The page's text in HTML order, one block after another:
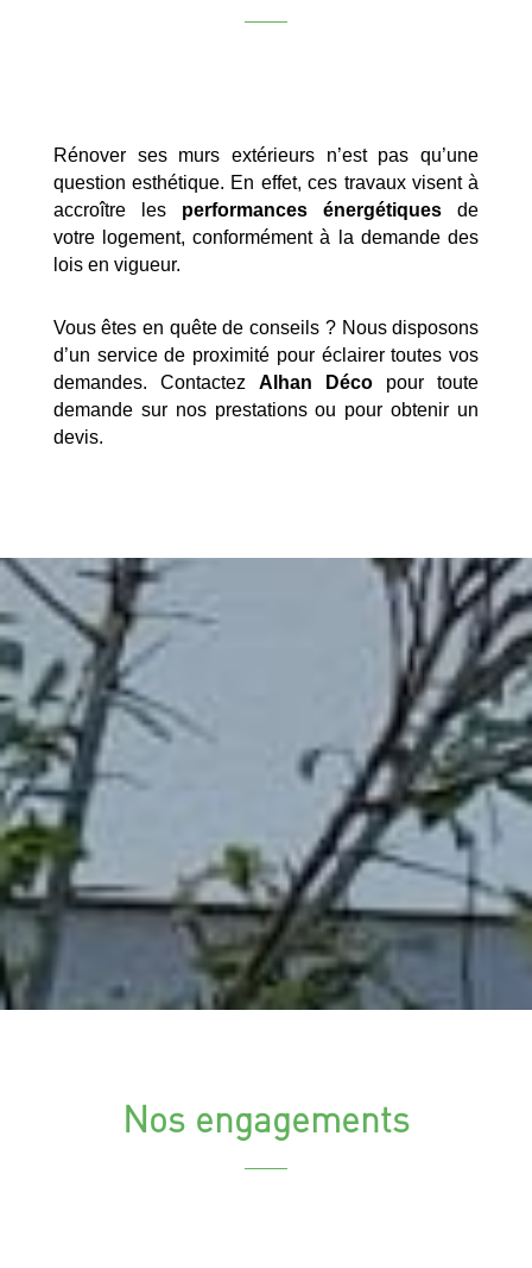
Rénover ses murs extérieurs n’est pas qu’une
question esthétique. En effet, ces travaux visent à
accroître les performances énergétiques de
votre logement, conformément à la demande des
lois en vigueur.
Vous êtes en quête de conseils ? Nous disposons
d’un service de proximité pour éclairer toutes vos
demandes. Contactez Alhan Déco pour toute
demande sur nos prestations ou pour obtenir un
devis.
Nos engagements